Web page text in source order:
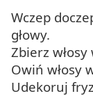
Wczep
głowy.
Zbierz
Owiń włosy
Udekoruj